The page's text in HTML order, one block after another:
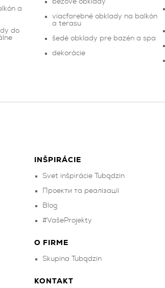
a
do
béžové obklady
viacfarebné obklady na balkón
a terasu
šedé obklady pre bazén a spa
dekorácie
INŠPIRÁCIE
Svet inšpirácie Tubądzin
Проекти та реалізації
Blog
#VašeProjekty
O FIRME
Skupina Tubądzin
KONTAKT